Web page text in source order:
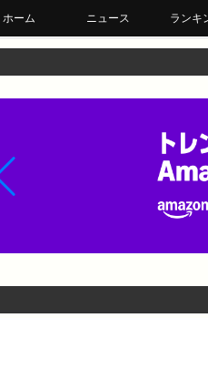
ホーム ニュース ランキ